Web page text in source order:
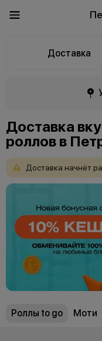
Доставка
Доставка
роллов в
Доставка начнёт
Роллы to go Моти